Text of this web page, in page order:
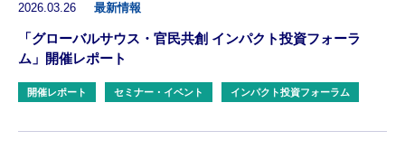
2026.03.26 最新情報
「グローバルサウス・官民共創 インパクト投資フォーラ
ム」開催レポート
開催レポート セミナー・イベント インパクト投資フォーラム